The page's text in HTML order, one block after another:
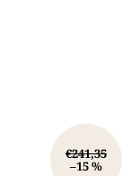
€241,35
–15 %